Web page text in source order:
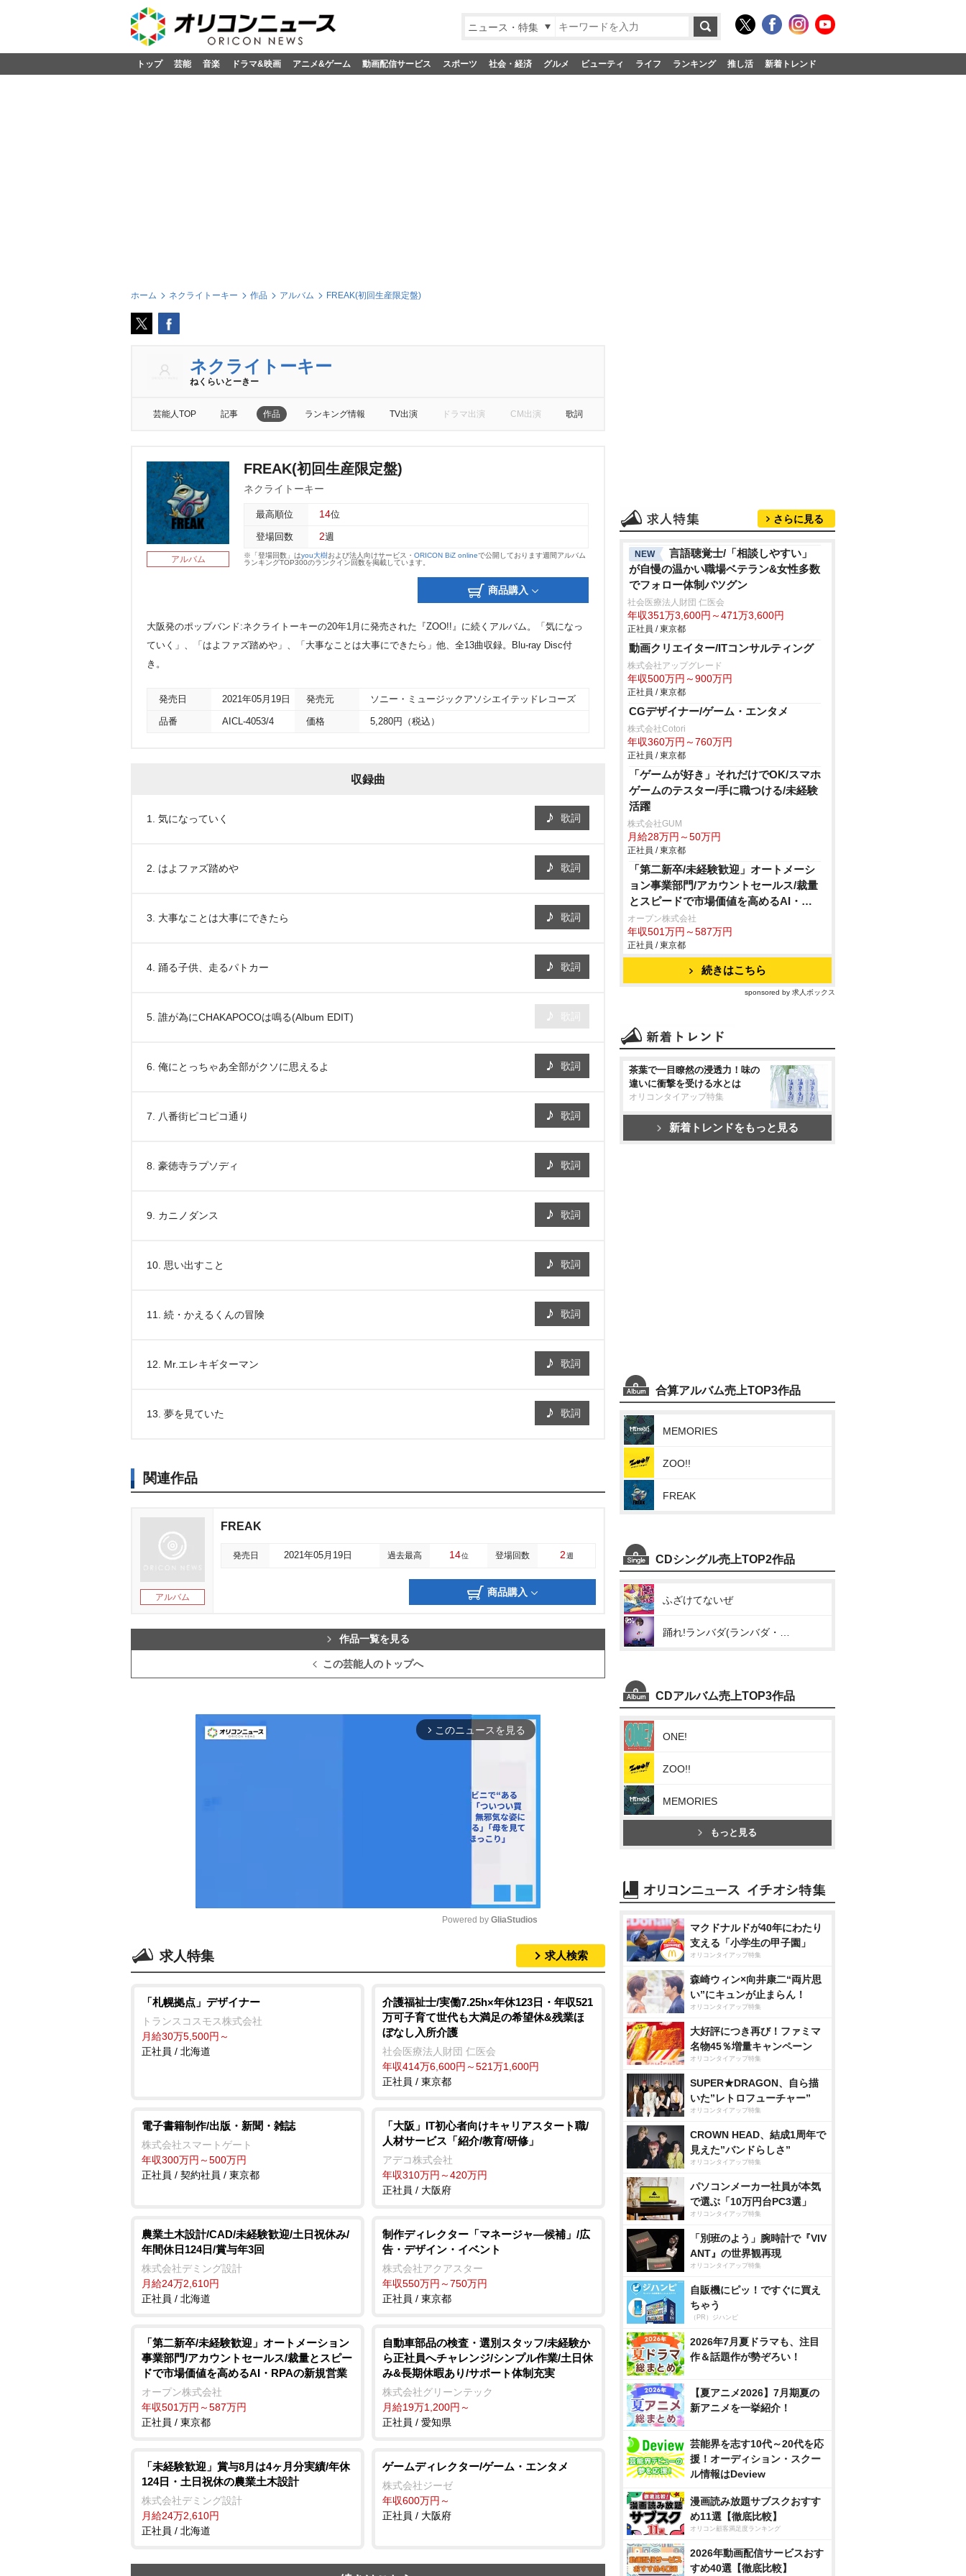
ニュース・特集
トップ 芸能 音楽 ドラマ&映画 アニメ&ゲーム 動画配信サービス スポーツ 社会・経済 グルメ ビューティ ライフ ランキング 推し活 新着トレンド
ホーム ネクライトーキー 作品 アルバム FREAK(初回生産限定盤)
ネクライトーキー
ねくらいとーきー
芸能人TOP 記事 作品 ランキング情報 TV出演 ドラマ出演 CM出演 歌詞
アルバム
FREAK(初回生産限定盤)
ネクライトーキー
最高順位 14位
登場回数 2週
※「登場回数」はyou大樹および法人向けサービス・ ORICON BiZ onlineで公開しております週間アルバム
ランキングTOP300のランクイン回数を掲載しています。
商品購入
大阪発のポップバンド:ネクライトーキーの20年1月に発売された『ZOO!!』に続くアルバム。「気になっ
ていく」、「はよファズ踏めや」、「大事なことは大事にできたら」他、全13曲収録。Blu-ray Disc付
き。
発売日 2021年05月19日 発売元 ソニー・ミュージックアソシエイテッドレコーズ
品番 AICL-4053/4 価格 5,280円（税込）
収録曲
1. 気になっていく 歌詞
2. はよファズ踏め 歌詞
3. 大事なことは大事にできたら 歌詞
4. 踊る子供、走るパトカー 歌詞
5. 誰が為にCHAKAPOCOは鳴る(Album EDIT)
6. 俺にとっちゃあ全部がクソに思えるよ 歌詞
7. 八番街ピコピコ通り 歌詞
8. 豪徳寺ラプソディ 歌詞
9. カニノダンス 歌詞
10. 思い出すこと 歌詞
11. 続・かえるくんの冒険 歌詞
12. Mr.エレキギターマン 歌詞
13. 夢を見ていた 歌詞
関連作品
アルバム
FREAK
発売日 2021年05月19日 過去最高 14位 登場回数 2週
商品購入
作品一覧を見る
この芸能人のトップへ
arrow_forward_ios このニュースを見る
t
e
Powered by GliaStudios
求人特集 求人検索
「札幌拠点」デザイナー
トランスコスモス株式会社
月給30万5,500円～
正社員 / 北海道
介護福祉士/実働7.25h×年休123日・年収521
万可子育て世代も大満足の希望休&残業ほ
ぼなし入所介護
社会医療法人財団 仁医会
年収414万6,600円～521万1,600円
正社員 / 東京都
電子書籍制作/出版・新聞・雑誌
株式会社スマートゲート
年収300万円～500万円
正社員 / 契約社員 / 東京都
「大阪」IT初心者向けキャリアスタート職/
人材サービス「紹介/教育/研修」
アデコ株式会社
年収310万円～420万円
正社員 / 大阪府
農業土木設計/CAD/未経験歓迎/土日祝休み/
年間休日124日/賞与年3回
株式会社デミング設計
月給24万2,610円
正社員 / 北海道
制作ディレクター「マネージャ―候補」/広
告・デザイン・イベント
株式会社アクアスター
年収550万円～750万円
正社員 / 東京都
「第二新卒/未経験歓迎」オートメーション
事業部門/アカウントセールス/裁量とスピー
ドで市場価値を高めるAI・RPAの新規営業
オープン株式会社
年収501万円～587万円
正社員 / 東京都
自動車部品の検査・選別スタッフ/未経験か
ら正社員へチャレンジ/シンプル作業/土日休
み&長期休暇あり/サポート体制充実
株式会社グリーンテック
月給19万1,200円～
正社員 / 愛知県
「未経験歓迎」賞与8月は4ヶ月分実績/年休
124日・土日祝休の農業土木設計
株式会社デミング設計
月給24万2,610円
正社員 / 北海道
ゲームディレクター/ゲーム・エンタメ
株式会社ジーゼ
年収600万円～
正社員 / 大阪府
さらに見る
NEW
言語聴覚士/「相談しやすい」
が自慢の温かい職場ベテラン&女性多数
でフォロー体制バツグン
社会医療法人財団 仁医会
年収351万3,600円～471万3,600円
正社員 / 東京都
動画クリエイター/ITコンサルティング
株式会社アップグレード
年収500万円～900万円
正社員 / 東京都
CGデザイナー/ゲーム・エンタメ
株式会社Cotori
年収360万円～760万円
正社員 / 東京都
「ゲームが好き」それだけでOK/スマホ
ゲームのテスター/手に職つける/未経験
活躍
株式会社GUM
月給28万円～50万円
正社員 / 東京都
「第二新卒/未経験歓迎」オートメーシ
ョン事業部門/アカウントセールス/裁量
とスピードで市場価値を高めるAI・
RPAの新規営業
オープン株式会社
年収501万円～587万円
正社員 / 東京都
続きはこちら
sponsored by 求人ボックス
茶葉で一目瞭然の浸透力！味の
違いに衝撃を受ける水とは
オリコンタイアップ特集
新着トレンドをもっと見る
合算アルバム売上TOP3作品
MEMORIES
ZOO!!
FREAK
CDシングル売上TOP2作品
ふざけてないぜ
CDアルバム売上TOP3作品
ONE!
ZOO!!
MEMORIES
もっと見る
マクドナルドが40年にわたり
支える「小学生の甲子園」
オリコンタイアップ特集
森崎ウィン×向井康二“両片思
い”にキュンが止まらん！
オリコンタイアップ特集
大好評につき再び！ファミマ
名物45％増量キャンペーン
オリコンタイアップ特集
SUPER★DRAGON、自ら描
いた”レトロフューチャー”
オリコンタイアップ特集
CROWN HEAD、結成1周年で
見えた”バンドらしさ”
オリコンタイアップ特集
パソコンメーカー社員が本気
で選ぶ「10万円台PC3選」
オリコンタイアップ特集
「別班のよう」腕時計で『VIV
ANT』の世界観再現
オリコンタイアップ特集
自販機にピッ！ですぐに買え
ちゃう
（PR）ジハンピ
2026年7月夏ドラマも、注目
作＆話題作が勢ぞろい！
【夏アニメ2026】7月期夏の
新アニメを一挙紹介！
芸能界を志す10代～20代を応
援！オーディション・スクー
ル情報はDeview
漫画読み放題サブスクおすす
め11選【徹底比較】
オリコン顧客満足度ランキング
2026年動画配信サービスおす
すめ40選【徹底比較】